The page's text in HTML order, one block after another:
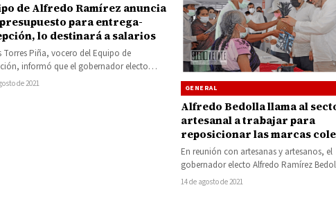
de Alfredo Ramírez anuncia
para entrega-
lo destinará a salarios
Torres Piña, vocero del Equipo de
informó que el gobernador electo
Ramírez Bedolla determinó renunciar al
de 2021 GENERAL
Alfredo Bedolla llama al
artesanal a trabajar para
reposicionar las marcas
En reunión con artesanas y artesanos, el
gobernador electo Alfredo Ramírez
convocó a trabajar juntos por la
14 de agosto de 2021